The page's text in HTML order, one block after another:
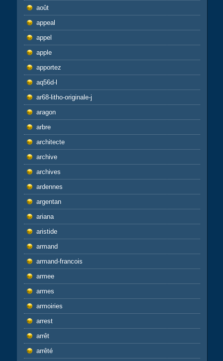
août
appeal
appel
apple
apportez
aq56d-l
ar68-litho-originale-j
aragon
arbre
architecte
archive
archives
ardennes
argentan
ariana
aristide
armand
armand-francois
armee
armes
armoiries
arrest
arrêt
arrêté